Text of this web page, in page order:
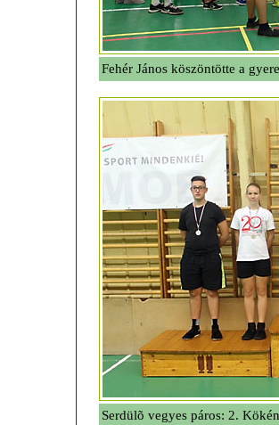
Fehér János köszöntötte a
Serdülõ vegyes páros: 2.